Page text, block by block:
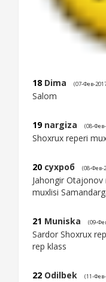
18 Dima (07-Фев-
Salom
19 nargiza (08-
Shoxrux reperi
20 сухроб (08-Фев-
Jahongir
muxlisi
21 Muniska (09-
Sardor Shoxrux
rep klass
22 Odilbek (11-